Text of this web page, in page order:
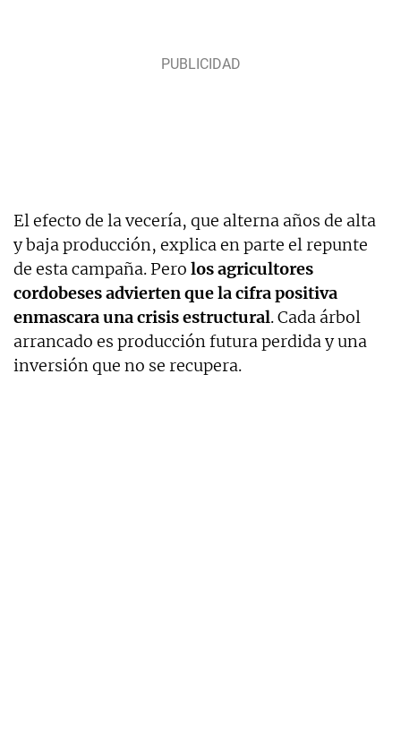
El efecto de la vecería, que alterna años de alta
y baja producción, explica en parte el repunte
de esta campaña. Pero los agricultores
cordobeses advierten que la cifra positiva
enmascara una crisis estructural. Cada árbol
arrancado es producción futura perdida y una
inversión que no se recupera.